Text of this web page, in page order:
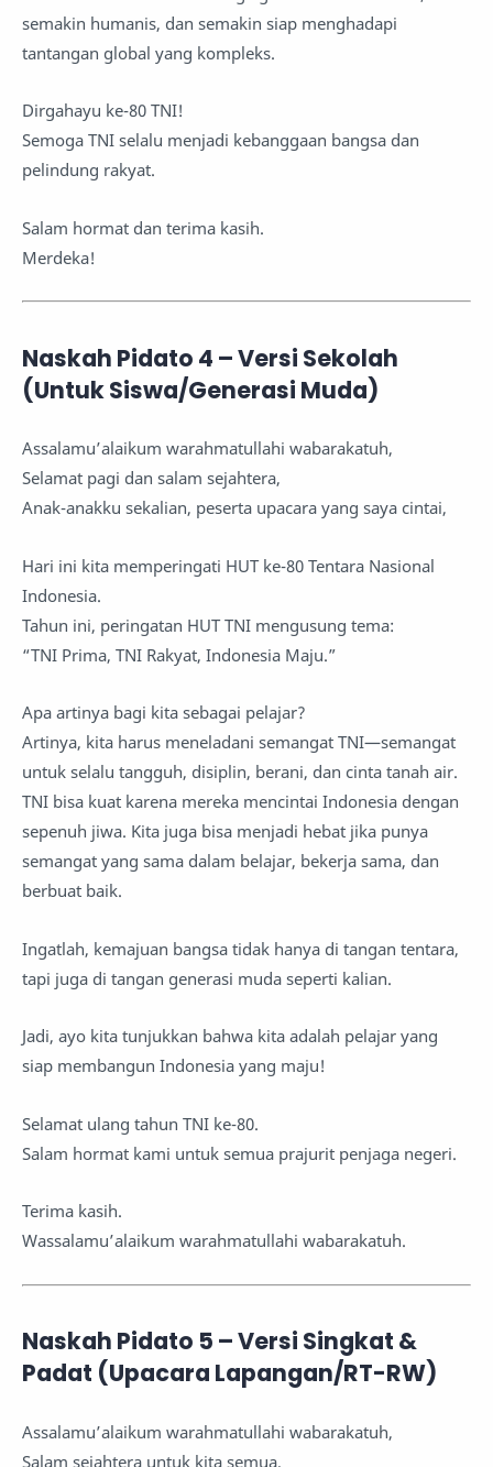
semakin humanis, dan semakin siap menghadapi
tantangan global yang kompleks.
Dirgahayu ke-80 TNI!
Semoga TNI selalu menjadi kebanggaan bangsa dan
pelindung rakyat.
Salam hormat dan terima kasih.
Merdeka!
Naskah Pidato 4 – Versi Sekolah
(Untuk Siswa/Generasi Muda)
Assalamu’alaikum warahmatullahi wabarakatuh,
Selamat pagi dan salam sejahtera,
Anak-anakku sekalian, peserta upacara yang saya cintai,
Hari ini kita memperingati HUT ke-80 Tentara Nasional
Indonesia.
Tahun ini, peringatan HUT TNI mengusung tema:
“TNI Prima, TNI Rakyat, Indonesia Maju.”
Apa artinya bagi kita sebagai pelajar?
Artinya, kita harus meneladani semangat TNI—semangat
untuk selalu tangguh, disiplin, berani, dan cinta tanah air.
TNI bisa kuat karena mereka mencintai Indonesia dengan
sepenuh jiwa. Kita juga bisa menjadi hebat jika punya
semangat yang sama dalam belajar, bekerja sama, dan
berbuat baik.
Ingatlah, kemajuan bangsa tidak hanya di tangan tentara,
tapi juga di tangan generasi muda seperti kalian.
Jadi, ayo kita tunjukkan bahwa kita adalah pelajar yang
siap membangun Indonesia yang maju!
Selamat ulang tahun TNI ke-80.
Salam hormat kami untuk semua prajurit penjaga negeri.
Terima kasih.
Wassalamu’alaikum warahmatullahi wabarakatuh.
Naskah Pidato 5 – Versi Singkat &
Padat (Upacara Lapangan/RT-RW)
Assalamu’alaikum warahmatullahi wabarakatuh,
Salam sejahtera untuk kita semua,